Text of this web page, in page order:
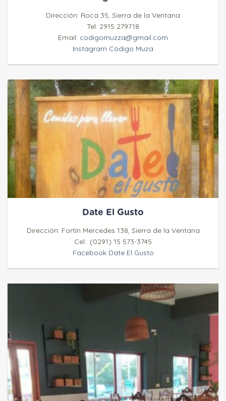
Dirección: Roca 35, Sierra de la Ventana
Tel: 2915 279718
Email: codigomuzza@gmail.com
Instagram Código Muza
Date El Gusto
Dirección: Fortín Mercedes 138, Sierra de la Ventana
Cel.: (0291) 15 573-3745
Facebook Date El Gusto